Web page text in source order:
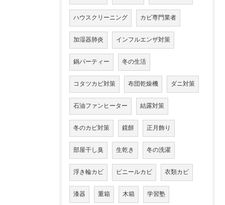
ハウスクリーニング カビ専門業者
加湿器肺炎 インフルエンザ対策
鍋パーティー 冬の生活
コタツカビ対策 布団乾燥機 ダニ対策
石油ファンヒーター 結露対策
冬のカビ対策 鏡餅 正月飾り
部屋干し臭 生乾き 冬の洗濯
浮き輪カビ ビニールカビ 衣類カビ
漆器 重箱 木箱 学習塾